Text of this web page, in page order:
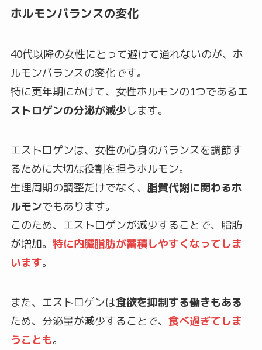
ホルモンバランスの変化
40代以降の女性にとって避けて通れないのが、ホ
ルモンバランスの変化です。
特に更年期にかけて、女性ホルモンの1つであるエ
ストロゲンの分泌が減少します。
エストロゲンは、女性の心身のバランスを調節す
るために大切な役割を担うホルモン。
生理周期の調整だけでなく、 脂質代謝に関わるホ
ルモンでもあります。
このため、エストロゲンが減少することで、脂肪
が増加。 特に内臓脂肪が蓄積しやすくなってしま
います。
また、エストロゲンは食欲を抑制する働きもある
ため、分泌量が減少することで、 食べ過ぎてしま
うことも。